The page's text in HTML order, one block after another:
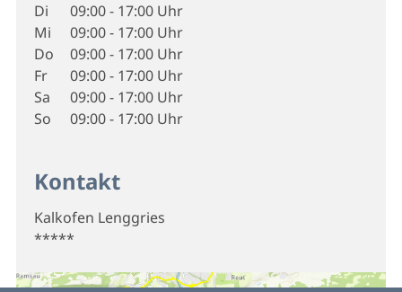
Di
09:00 - 17:00 Uhr
Mi
09:00 - 17:00 Uhr
Do
09:00 - 17:00 Uhr
Fr
09:00 - 17:00 Uhr
Sa
09:00 - 17:00 Uhr
So
09:00 - 17:00 Uhr
Kontakt
Kalkofen Lenggries
*****